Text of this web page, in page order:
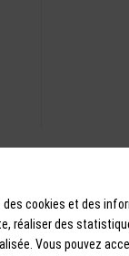
cookies et des
réaliser des
Vous pouvez